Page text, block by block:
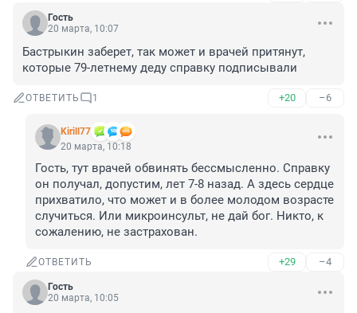
Гость
20 марта, 10:07
Бастрыкин заберет, так может и врачей притянут,
которые 79-летнему деду справку подписывали
ОТВЕТИТЬ 1 +20 –6
Kirill77
20 марта, 10:18
Гость, тут врачей обвинять бессмысленно. Справку
он получал, допустим, лет 7-8 назад. А здесь сердце
прихватило, что может и в более молодом возрасте
случиться. Или микроинсульт, не дай бог. Никто, к
сожалению, не застрахован.
ОТВЕТИТЬ +29 –4
Гость
20 марта, 10:05